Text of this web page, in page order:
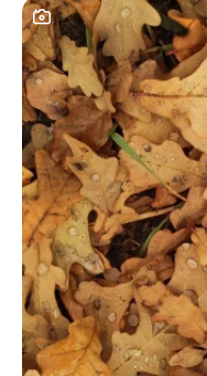
Ce contenu